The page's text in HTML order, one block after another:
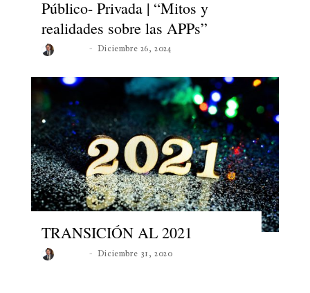
Público- Privada | “Mitos y
realidades sobre las APPs”
Diciembre 26, 2024
TRANSICIÓN AL 2021
Diciembre 31, 2020